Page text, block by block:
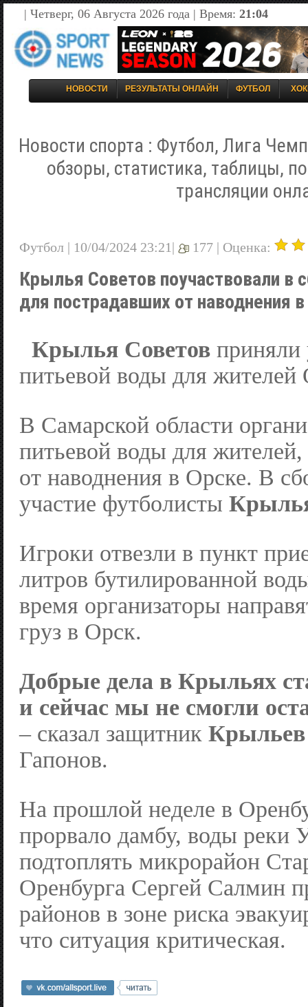
| Четверг, 06 Августа 2026 года | Время: 21:04
НОВОСТИ РЕЗУЛЬТАТЫ ОНЛАЙН ФУТБОЛ
Новости спорта : Футбол, Лига
обзоры, статистика, таблицы,
трансляции
Футбол | 10/04/2024 23:21| 177 | Оценка:
Крылья Советов поучаствовали в
для пострадавших от наводнения
Крылья Советов приняли
питьевой воды для жителей
В Самарской области
питьевой воды для
от наводнения в Орске. В
участие футболисты
Игроки отвезли в пункт
литров бутилированной
время организаторы
груз в Орск.
Добрые дела в Крыльях
и сейчас мы не смогли
– сказал защитник Крыльев
Гапонов.
На прошлой неделе в
прорвало дамбу, воды реки
подтоплять микрорайон
Оренбурга Сергей Салмин
районов в зоне риска
что ситуация критическая.